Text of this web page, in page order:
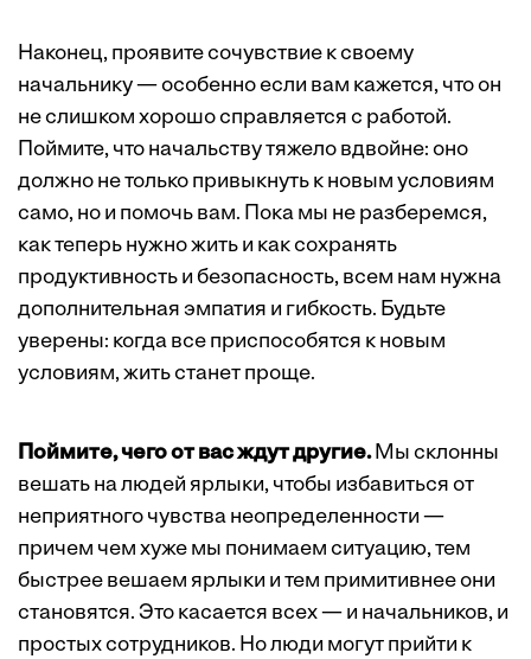
Наконец, проявите сочувствие к своему
начальнику — особенно если вам кажется, что он
не слишком хорошо справляется с работой.
Поймите, что начальству тяжело вдвойне: оно
должно не только привыкнуть к новым условиям
само, но и помочь вам. Пока мы не разберемся,
как теперь нужно жить и как сохранять
продуктивность и безопасность, всем нам нужна
дополнительная эмпатия и гибкость. Будьте
уверены: когда все приспособятся к новым
условиям, жить станет проще.
Поймите, чего от вас ждут другие.Мы склонны
вешать на людей ярлыки, чтобы избавиться от
неприятного чувства неопределенности —
причем чем хуже мы понимаем ситуацию, тем
быстрее вешаем ярлыки и тем примитивнее они
становятся. Это касается всех — и начальников, и
простых сотрудников. Но люди могут прийти к